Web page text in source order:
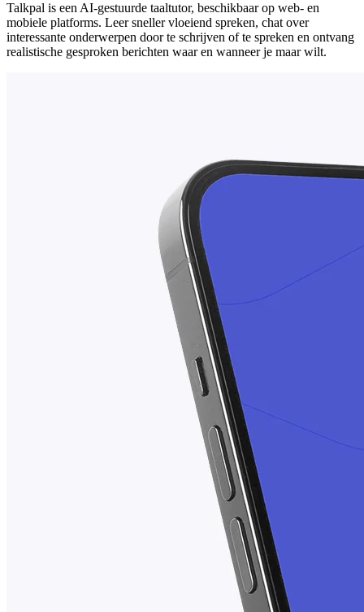
Talkpal is een AI-gestuurde taaltutor, beschikbaar op web- en
mobiele platforms. Leer sneller vloeiend spreken, chat over
interessante onderwerpen door te schrijven of te spreken en ontvang
realistische gesproken berichten waar en wanneer je maar wilt.